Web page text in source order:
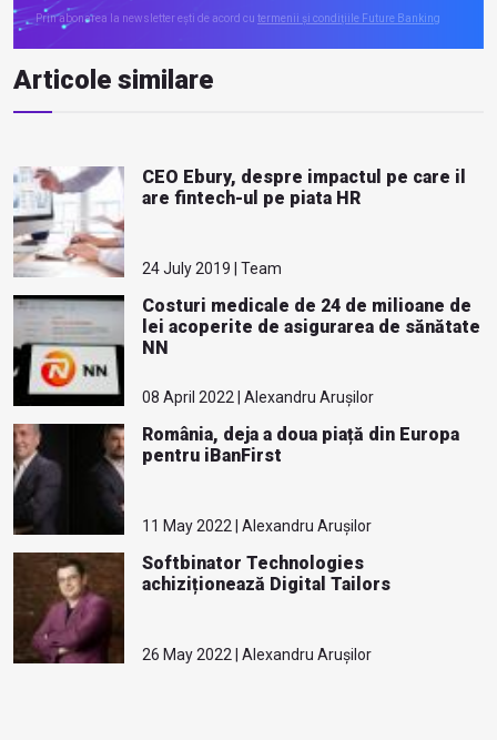
Prin abonarea la newsletter ești de acord cu termenii și condițiile Future Banking
Articole similare
CEO Ebury, despre impactul pe care il
are fintech-ul pe piata HR
24 July 2019 | Team
Costuri medicale de 24 de milioane de
lei acoperite de asigurarea de sănătate
NN
08 April 2022 | Alexandru Arușilor
România, deja a doua piață din Europa
pentru iBanFirst
11 May 2022 | Alexandru Arușilor
Softbinator Technologies
achiziționează Digital Tailors
26 May 2022 | Alexandru Arușilor